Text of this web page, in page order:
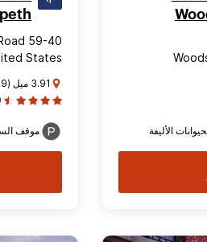
الأليفة
59-40 55th Road
States
3.91 ميل (6.29 كم) من لاجارديا (LGA)
موقف